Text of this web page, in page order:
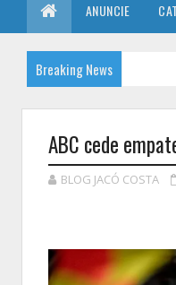
ANUNCIE
Breaking News
ABC cede
BLOG JACÓ COSTA